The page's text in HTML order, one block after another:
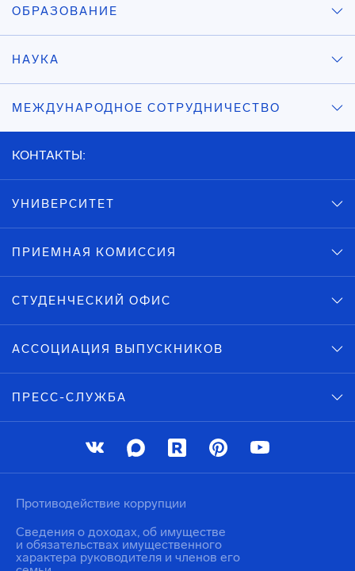
ОБРАЗОВАНИЕ
НАУКА
МЕЖДУНАРОДНОЕ СОТРУДНИЧЕСТВО
КОНТАКТЫ:
УНИВЕРСИТЕТ
ПРИЕМНАЯ КОМИССИЯ
СТУДЕНЧЕСКИЙ ОФИС
АССОЦИАЦИЯ ВЫПУСКНИКОВ
ПРЕСС-СЛУЖБА
Противодействие коррупции
Сведения о доходах, об имуществе
и обязательствах имущественного
характера руководителя и членов его